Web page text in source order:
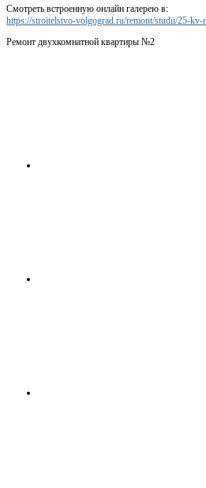
Смотреть встроенную онлайн галерею в:
https://stroitelstvo-volgograd.ru/remont/studii/25-kv-
Ремонт двухкомнатной квартиры №2